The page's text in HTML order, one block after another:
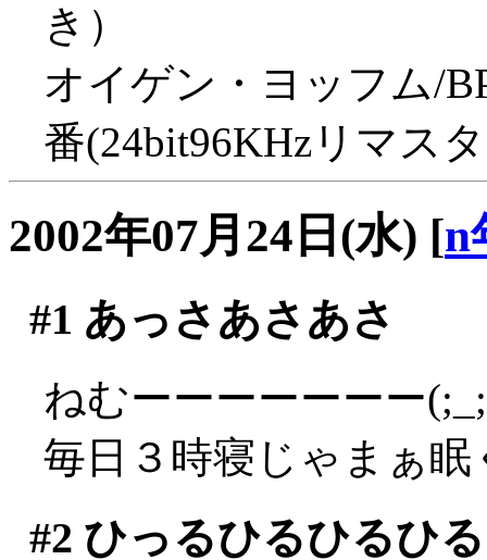
き）
オイゲン・ヨッフム/
番(24bit96KHzリマス
2002年07月24日(水) [n
#1 あっさあさあさ
ねむーーーーーーー
毎日３時寝じゃまぁ
#2 ひっるひるひるひる